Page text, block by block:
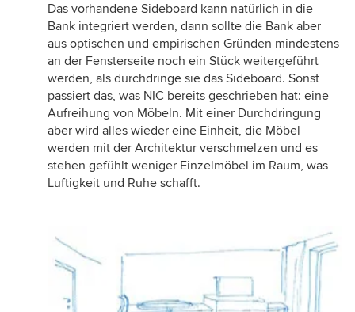
Das vorhandene Sideboard kann natürlich in die
Bank integriert werden, dann sollte die Bank aber
aus optischen und empirischen Gründen mindestens
an der Fensterseite noch ein Stück weitergeführt
werden, als durchdringe sie das Sideboard. Sonst
passiert das, was NIC bereits geschrieben hat: eine
Aufreihung von Möbeln. Mit einer Durchdringung
aber wird alles wieder eine Einheit, die Möbel
werden mit der Architektur verschmelzen und es
stehen gefühlt weniger Einzelmöbel im Raum, was
Luftigkeit und Ruhe schafft.